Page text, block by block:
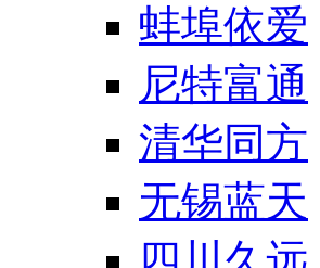
蚌埠依爱
尼特富通
清华同方
无锡蓝天